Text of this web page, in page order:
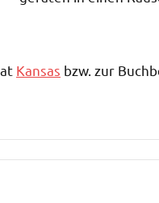
Kansas bzw. zur